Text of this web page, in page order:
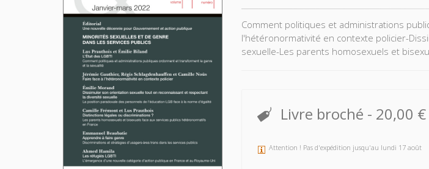
Comment politiques et administrations
l'hétéronormativité en contexte policier-
sexuelle-Les parents homosexuels et
Livre broché - 20,00 €
Attention ! Pas d'expédition jusqu'au lundi 17 août